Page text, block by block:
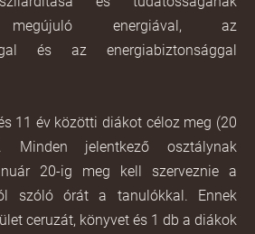
energiával, az
és az energiabiztonsággal
11 év közötti diákot céloz meg (20
Minden jelentkező osztálynak
20-ig meg kell szerveznie a
szóló órát a tanulókkal. Ennek
ceruzát, könyvet és 1 db a diákok